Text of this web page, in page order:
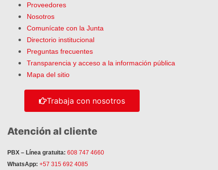
Proveedores
Nosotros
Comunícate con la Junta
Directorio institucional
Preguntas frecuentes
Transparencia y acceso a la información pública
Mapa del sitio
Trabaja con nosotros
Atención al cliente
PBX – Línea gratuita: 608 747 4660
WhatsApp: +57 315 692 4085